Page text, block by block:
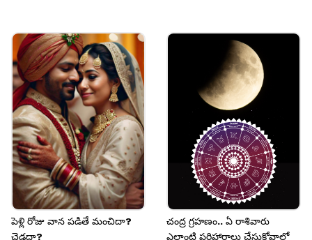
సంఖ్యాశాస్త్రం ప్రకారం ఈ తేదీల్లో పుట్టిన అమ్మాయిలను పెళ్లి
చేసుకున్న అబ్బాయిలకు జీవితంలో డబ్బుకు లోటుండదు.
Image credits: Getty
పెళ్లి రోజు వాన పడితే మంచిదా?
చెడ్డదా?
చంద్ర గ్రహణం.. ఏ రాశివారు
ఎలాంటి పరిహారాలు చేసుకోవాలో